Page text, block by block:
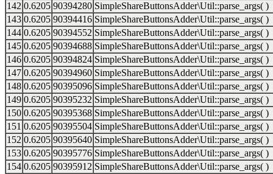
142 0.6205 90394280 SimpleShareButtonsAdder\Util::parse_args( )
143 0.6205 90394416 SimpleShareButtonsAdder\Util::parse_args( )
144 0.6205 90394552 SimpleShareButtonsAdder\Util::parse_args( )
145 0.6205 90394688 SimpleShareButtonsAdder\Util::parse_args( )
146 0.6205 90394824 SimpleShareButtonsAdder\Util::parse_args( )
147 0.6205 90394960 SimpleShareButtonsAdder\Util::parse_args( )
148 0.6205 90395096 SimpleShareButtonsAdder\Util::parse_args( )
149 0.6205 90395232 SimpleShareButtonsAdder\Util::parse_args( )
150 0.6205 90395368 SimpleShareButtonsAdder\Util::parse_args( )
151 0.6205 90395504 SimpleShareButtonsAdder\Util::parse_args( )
152 0.6205 90395640 SimpleShareButtonsAdder\Util::parse_args( )
153 0.6205 90395776 SimpleShareButtonsAdder\Util::parse_args( )
154 0.6205 90395912 SimpleShareButtonsAdder\Util::parse_args( )